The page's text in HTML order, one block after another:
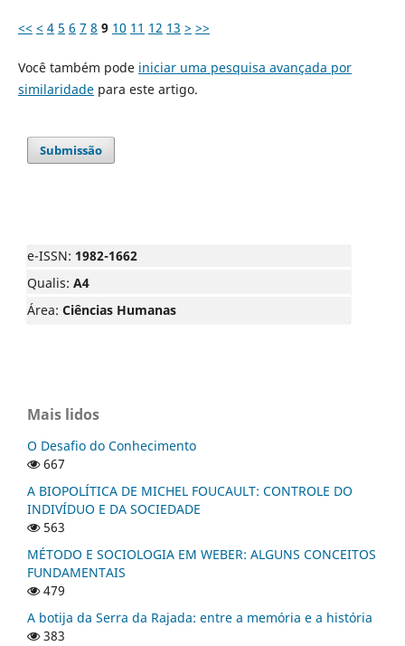
<< < 4 5 6 7 8 9 10 11 12 13 > >>
Você também pode iniciar uma pesquisa avançada por
similaridadepara este artigo.
Submissão
e-ISSN: 1982-1662
Qualis: A4
Área: Ciências Humanas
Mais lidos
O Desafio do Conhecimento
667
A BIOPOLÍTICA DE MICHEL FOUCAULT: CONTROLE DO
INDIVÍDUO E DA SOCIEDADE
563
MÉTODO E SOCIOLOGIA EM WEBER: ALGUNS CONCEITOS
FUNDAMENTAIS
479
A botija da Serra da Rajada: entre a memória e a história
383